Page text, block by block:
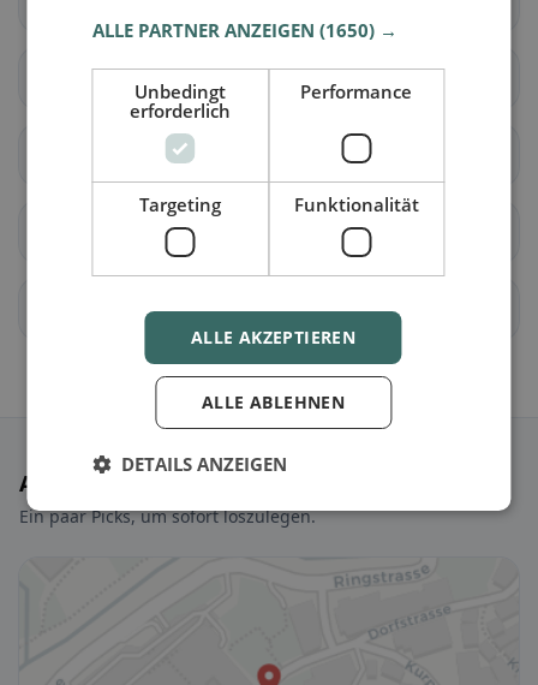
Auswil Bannwil
Busswil bei Melchnau
Langenthal
Madiswil
Ausgewählte Restaurants
Ein paar Picks, um sofort loszulegen.
ALLE PARTNER ANZEIGEN(1650) →
Unbedingt
erforderlich
Performance
Targeting Funktionalität
ALLE AKZEPTIEREN
ALLE ABLEHNEN
DETAILS ANZEIGEN